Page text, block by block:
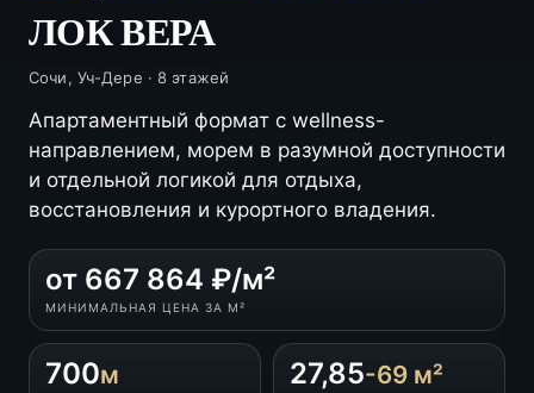
ЛОК ВЕРА
Сочи, Уч-Дере · 8 этажей
Апартаментный формат с wellness-
направлением, морем в разумной доступности
и отдельной логикой для отдыха,
восстановления и курортного владения.
от 667 864 ₽/м²
МИНИМАЛЬНАЯ ЦЕНА ЗА М²
700м 27,85-69 м²